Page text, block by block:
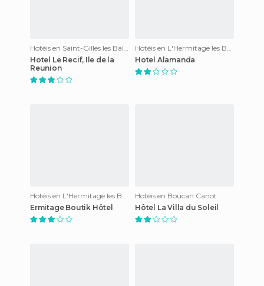
Hotel Le Recif, Ile de la
Reunion
Hotel Alamanda
Ermitage Boutik Hôtel
Hotéis en Boucan Canot
Hôtel La Villa du Soleil